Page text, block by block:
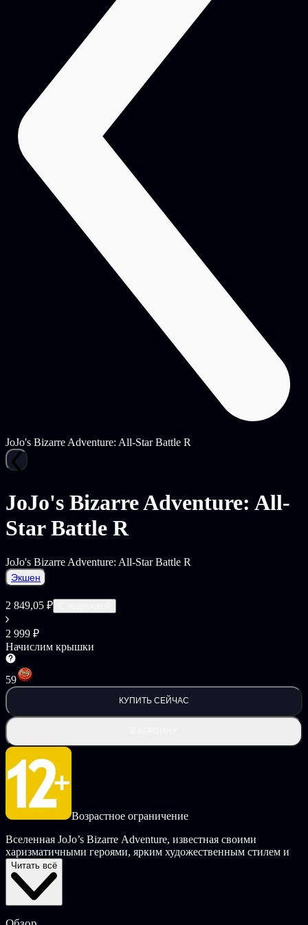
JoJo's Bizarre Adventure: All-Star Battle R
JoJo's Bizarre Adventure: All-
Star Battle R
JoJo's Bizarre Adventure: All-Star Battle R
Экшен
2 849,05 ₽
2 999 ₽
Начислим крышки
59
КУПИТЬ СЕЙЧАС
Возрастное ограничение
Вселенная JoJo’s Bizarre Adventure, известная своими
харизматичными героями, ярким художественным стилем и
незабываемыми крылатыми фразами («Yare yare daze…»),
продолжает расширяться вместе с игрой JoJo's Bizarre
Adventure: All-Star Battle R!
Читать всё